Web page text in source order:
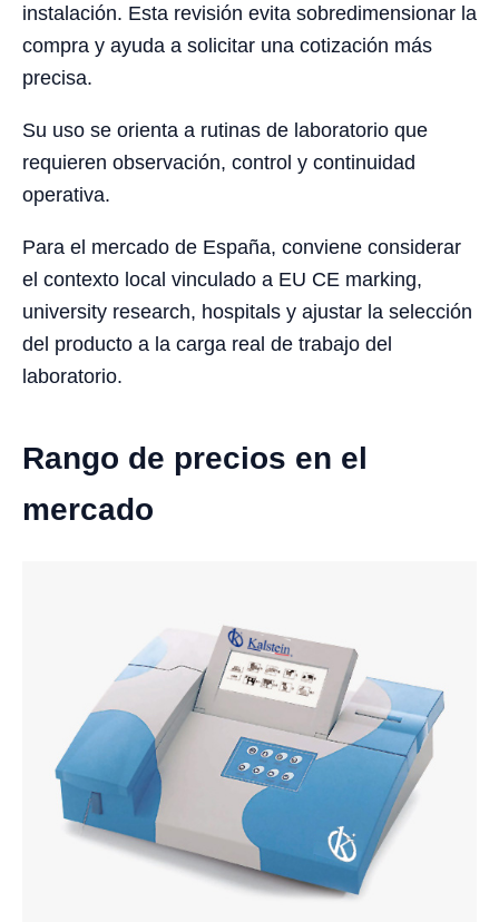
instalación. Esta revisión evita sobredimensionar la
compra y ayuda a solicitar una cotización más
precisa.
Su uso se orienta a rutinas de laboratorio que
requieren observación, control y continuidad
operativa.
Para el mercado de España, conviene considerar
el contexto local vinculado a EU CE marking,
university research, hospitals y ajustar la selección
del producto a la carga real de trabajo del
laboratorio.
Rango de precios en el
mercado